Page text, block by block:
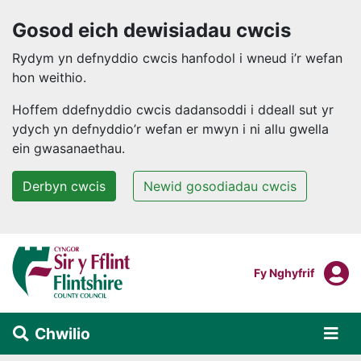
Gosod eich dewisiadau cwcis
Rydym yn defnyddio cwcis hanfodol i wneud i’r wefan
hon weithio.
Hoffem ddefnyddio cwcis dadansoddi i ddeall sut yr
ydych yn defnyddio’r wefan er mwyn i ni allu gwella
ein gwasanaethau.
Derbyn cwcis Newid gosodiadau cwcis
Neidio i'r prif gynnwys
Mewngofnodi I
Fy Nghyfrif
Chwilio